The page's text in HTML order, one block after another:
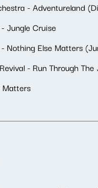
- Adventureland
Jungle Cruise
Nothing Else Matters
- Run Through The
Matters